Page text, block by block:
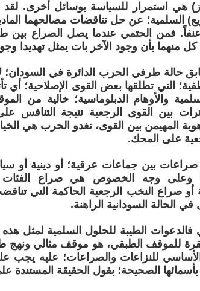
هي استمرار للسياسة بوسائل أخرى.
السلمية؛ عن حل تناقضات مصالحهما
فمن الحتمي عندما يصل الصراع بين
كل منهما بأن وجود الآخر بات يمثل تهديدا
حالة طرفي الحرب الدائرة في السودان؛
التي تطلقها بعض القوى الإصلاحية؛
والأوهام الدبلوماسية؛ خالية من
بين القوى الرجعية نتيجة التنافس
المهيمن بين القوى، تغدو الحرب هي
على المحك.
بين جماعات عرقية؛ أو دينية أو
وعلى وجه الخصوص هي صراع الفئات
أو صراع النخب الرجعية الحاكمة التي
الحالة السودانية الراهنة.
فالدعوات الطيبة للحلول السلمية لمثل
للموقف الطبقي، هو موقف مثالي
للنزاعات والصراعات؛ عليه يجب
بأسمائها الصحيحة؛ بقول الحقيقة المستندة